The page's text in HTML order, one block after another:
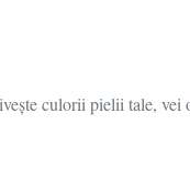
culorii pielii tale, vei